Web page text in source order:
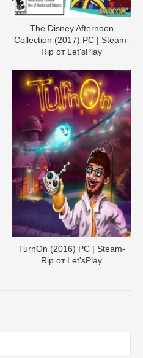
The Disney Afternoon
Collection (2017) PC | Steam-
Rip от Let'sРlay
TurnOn (2016) PC | Steam-
Rip от Let'sРlay